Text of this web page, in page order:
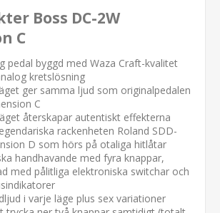
Boss DC-2W
C
pedal byggd med Waza Craft-kvalitet
kretslösning
ger samma ljud som originalpedalen
C
återskapar autentiskt effekterna
rackenheten Roland SDD-
D som hörs på otaliga hitlåtar
handhavande med fyra knappar,
med pålitliga elektroniska switchar och
i varje läge plus sex variationer